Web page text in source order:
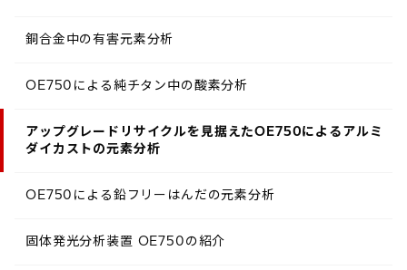
銅合金中の有害元素分析
OE750による純チタン中の酸素分析
アップグレードリサイクルを見据えたOE750によるアルミ
ダイカストの元素分析
OE750による鉛フリーはんだの元素分析
固体発光分析装置 OE750の紹介